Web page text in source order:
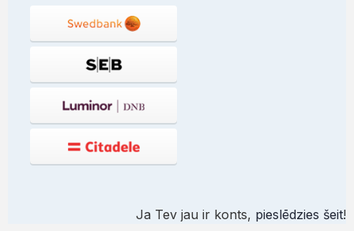
Ja Tev jau ir konts, pieslēdzies šeit!